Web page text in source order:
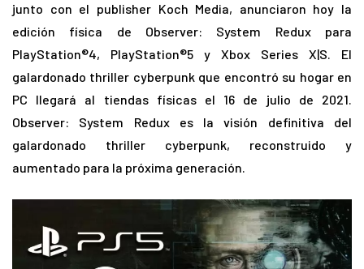
junto con el publisher Koch Media, anunciaron hoy la
edición física de Observer: System Redux para
PlayStation®4, PlayStation®5 y Xbox Series X|S. El
galardonado thriller cyberpunk que encontró su hogar en
PC llegará al tiendas físicas el 16 de julio de 2021.
Observer: System Redux es la visión definitiva del
galardonado thriller cyberpunk, reconstruido y
aumentado para la próxima generación.